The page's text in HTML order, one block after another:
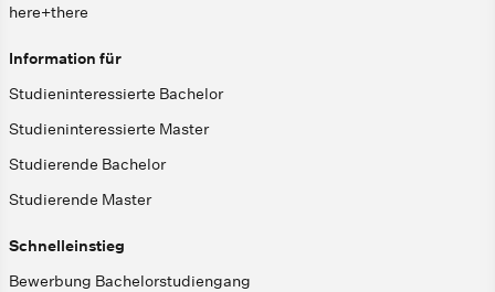
here+there
Information für
Studieninteressierte Bachelor
Studieninteressierte Master
Studierende Bachelor
Studierende Master
Schnelleinstieg
Bewerbung Bachelorstudiengang